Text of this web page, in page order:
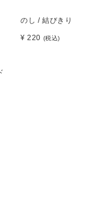
のし / 結びきり
¥ 220 (税込)